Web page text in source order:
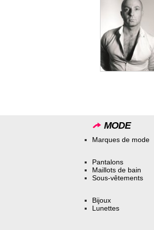
MODE
Marques de mode
Pantalons
Maillots de bain
Sous-vêtements
Bijoux
Lunettes